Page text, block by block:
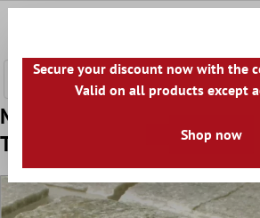
Minta tól től Mozaik Csempe
Természetes Kő Gidley
Secure your discount now with the
Valid on all products except
Shop now